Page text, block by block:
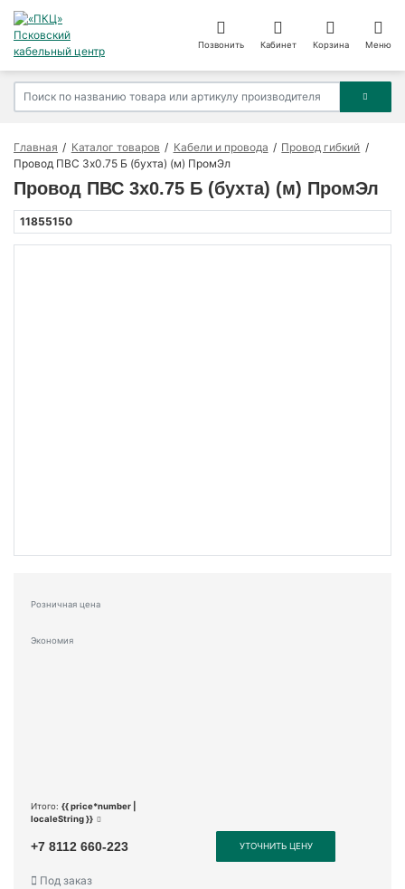
Позвонить Кабинет Корзина Меню
Главная Каталог товаров Кабели и провода
Провод гибкий
Провод ПВС 3х0.75 Б (бухта) (м) ПромЭл
Провод ПВС 3х0.75 Б (бухта) (м) ПромЭл
11855150
Розничная цена
Экономия
Итого: {{ price*number |
localeString }}
+7 8112 660-223 УТОЧНИТЬ ЦЕНУ
Под заказ